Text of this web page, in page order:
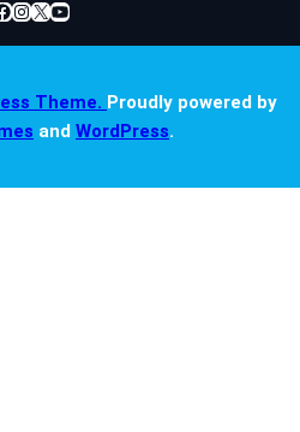
InstagramX YouTube
Theme. Proudly powered by
and WordPress.